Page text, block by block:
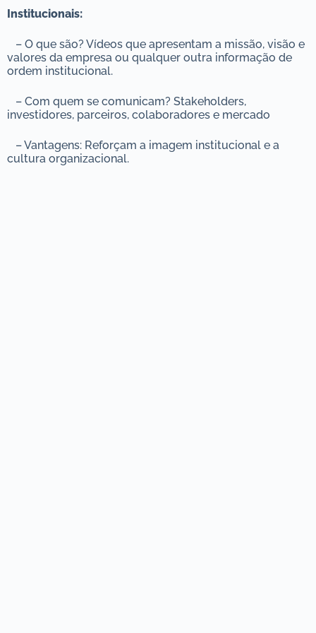
Institucionais:
– O que são? Vídeos que apresentam a missão, visão e
valores da empresa ou qualquer outra informação de
ordem institucional.
– Com quem se comunicam? Stakeholders,
investidores, parceiros, colaboradores e mercado
– Vantagens: Reforçam a imagem institucional e a
cultura organizacional.